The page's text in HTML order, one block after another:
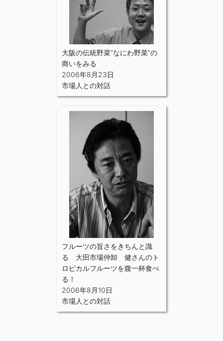
大阪の伝統野菜”なにわ野菜”の
商いをみる
2006年8月23日
市場人との対話
フルーツの旨さをきちんと識
る 大田市場仲卸 健さんのト
ロピカルフルーツを腹一杯食べ
る！
2006年8月10日
市場人との対話